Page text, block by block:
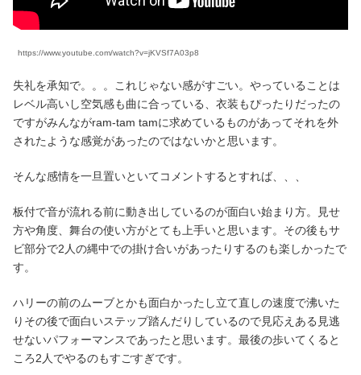
https://www.youtube.com/watch?v=jKVSf7A03p8
失礼を承知で。。。これじゃない感がすごい。やっていることは
レベル高いし空気感も曲に合っている、衣装もぴったりだったの
ですがみんながram-tam tamに求めているものがあってそれを外
されたような感覚があったのではないかと思います。
そんな感情を一旦置いといてコメントするとすれば、、、
板付で音が流れる前に動き出しているのが面白い始まり方。見せ
方や角度、舞台の使い方がとても上手いと思います。その後もサ
ビ部分で2人の縄中での掛け合いがあったりするのも楽しかったで
す。
ハリーの前のムーブとかも面白かったし立て直しの速度で沸いた
りその後で面白いステップ踏んだりしているので見応えある見逃
せないパフォーマンスであったと思います。最後の歩いてくると
ころ2人でやるのもすごすぎです。